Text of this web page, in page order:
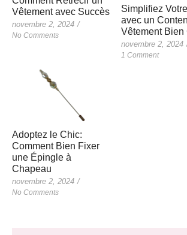
Vêtement avec Succès
novembre 2, 2024 /
No Comments
Simplifiez
avec un
Vêtement Bien
novembre 2, 2024
1 Comment
Adoptez le Chic:
Comment Bien Fixer
une Épingle à
Chapeau
novembre 2, 2024 /
No Comments